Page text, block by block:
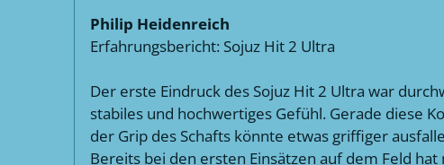
Philip Heidenreich
Erfahrungsbericht: Sojuz Hit 2 Ultra
Der erste Eindruck des Sojuz Hit 2 Ultra war
stabiles und hochwertiges Gefühl. Gerade diese
der Grip des Schafts könnte etwas griffiger
Bereits bei den ersten Einsätzen auf dem Feld